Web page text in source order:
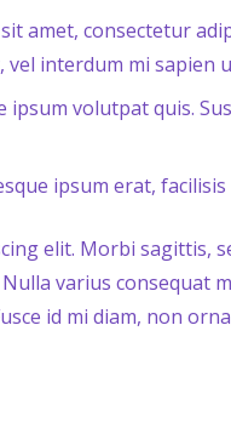
amet, consectetur
interdum mi sapien
ipsum volutpat quis.
ipsum erat,
elit. Morbi sagittis,
varius consequat
id mi diam, non